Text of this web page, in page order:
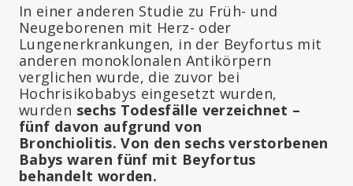
In einer anderen Studie zu Früh- und
Neugeborenen mit Herz- oder
Lungenerkrankungen, in der Beyfortus mit
anderen monoklonalen Antikörpern
verglichen wurde, die zuvor bei
Hochrisikobabys eingesetzt wurden,
wurden sechs Todesfälle verzeichnet –
fünf davon aufgrund von
Bronchiolitis. Von den sechs verstorbenen
Babys waren fünf mit Beyfortus
behandelt worden.